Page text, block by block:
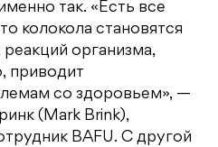
так. «Есть все
колокола становятся
организма,
приводит
со здоровьем», —
(Mark Brink),
BAFU. С другой